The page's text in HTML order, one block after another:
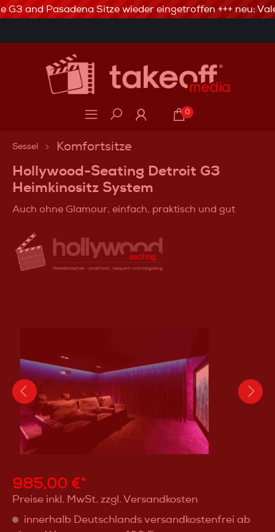
3% Skonto bei Vorkasse via Banküberweisung
G3 and Pasadena Sitze wieder eingetroffen +++ neu:
0
Sessel Komfortsitze
Hollywood-Seating Detroit G3
Heimkinositz System
Auch ohne Glamour, einfach, praktisch und gut
985,00 €*
Preise inkl. MwSt. zzgl. Versandkosten
innerhalb Deutschlands versandkostenfrei ab